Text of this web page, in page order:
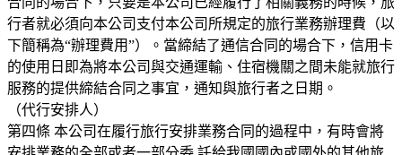
行者就必須向本公司支付本公司所規定的旅行業務辦理費（以
下簡稱為“辦理費用”）。當締結了通信合同的場合下，信用卡
的使用日即為將本公司與交通運輸、住宿機關之間未能就旅行
服務的提供締結合同之事宜，通知與旅行者之日期。
（代行安排人）
第四條 本公司在履行旅行安排業務合同的過程中，有時會將